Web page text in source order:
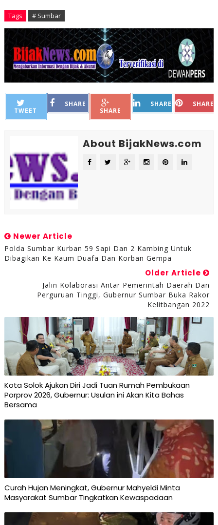
Tags # Sumbar
TWEET
SHARE
SHARE
SHARE SHARE
About BijakNews.com
Newer Article
Polda Sumbar Kurban 59 Sapi Dan 2 Kambing Untuk
Dibagikan Ke Kaum Duafa Dan Korban Gempa
Older Article
Jalin Kolaborasi Antar Pemerintah Daerah Dan
Perguruan Tinggi, Gubernur Sumbar Buka Rakor
Kelitbangan 2022
Kota Solok Ajukan Diri Jadi Tuan Rumah Pembukaan
Porprov 2026, Gubernur: Usulan ini Akan Kita Bahas
Bersama
Curah Hujan Meningkat, Gubernur Mahyeldi Minta
Masyarakat Sumbar Tingkatkan Kewaspadaan